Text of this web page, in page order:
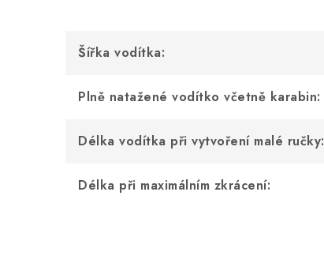
Šířka vodítka:
Plně natažené vodítko včetně karabin:
Délka vodítka při vytvoření malé ručky:
Délka při maximálním zkrácení: